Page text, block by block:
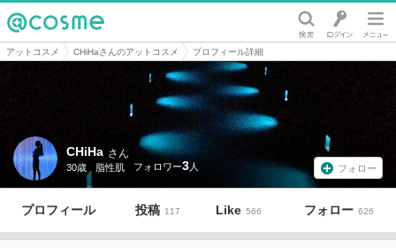
@cosme
アットコスメ CHiHaさんのアットコスメ プロフィール詳細
CHiHa さん
30歳 脂性肌 3 フォロー
プロフィール 投稿 117 Like 566 フォロー 626